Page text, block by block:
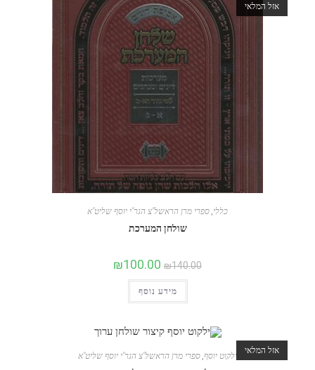
אזל המלאי
כללי, ספרי מרן הראשל"צ הגר"י יוסף שליט"א
שולחן המערכת
₪140.00
₪100.00
מידע נוסף
אזל המלאי
ילקוט יוסף ספרי מרן הראשל"צ הגר"י יוסף שליט"א